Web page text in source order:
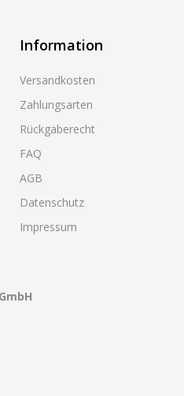
Information
Versandkosten
Zahlungsarten
Rückgaberecht
FAQ
AGB
Datenschutz
Impressum